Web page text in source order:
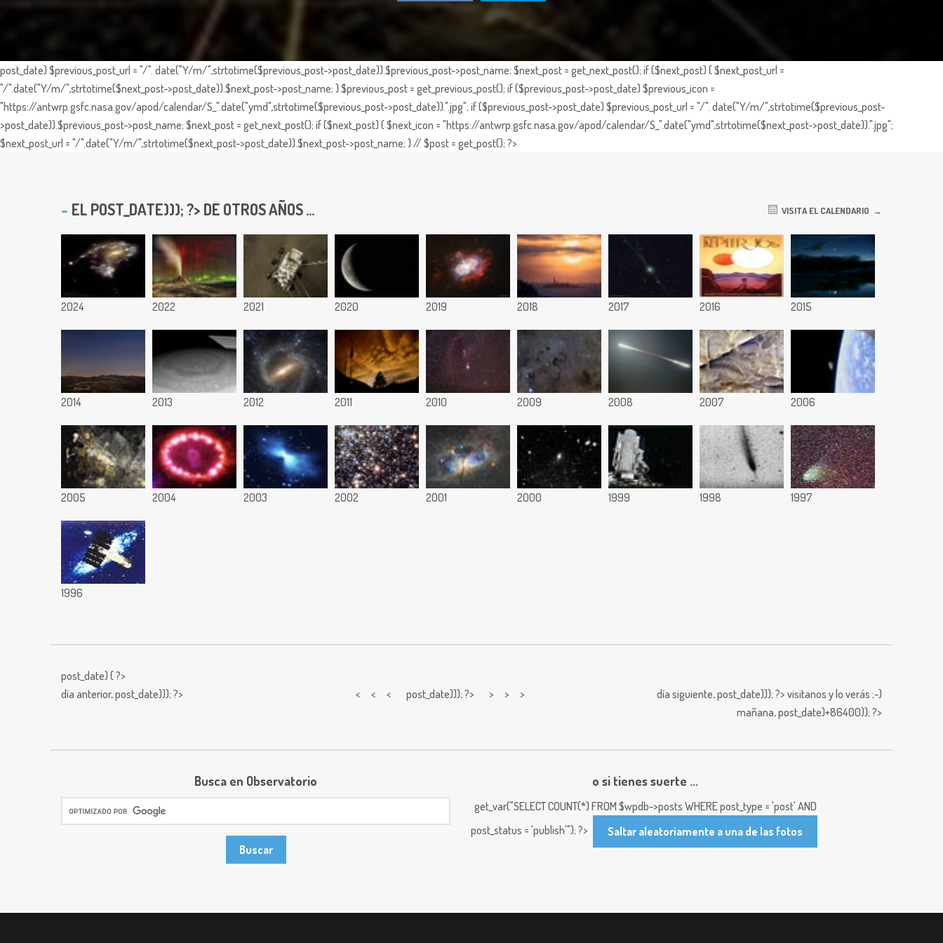
post_date) $previous_post_url = "/". date("Y/m/",strtotime($previous_post->post_date)).$previous_post->post_name; $next_post = get_next_post(); if ($next_post) { $next_post_url =
"/".date("Y/m/",strtotime($next_post->post_date)).$next_post->post_name; } $previous_post = get_previous_post(); if ($previous_post->post_date) $previous_icon =
"https://antwrp.gsfc.nasa.gov/apod/calendar/S_".date("ymd",strtotime($previous_post->post_date)).".jpg"; if ($previous_post->post_date) $previous_post_url = "/". date("Y/m/",strtotime($previous_post-
>post_date)).$previous_post->post_name; $next_post = get_next_post(); if ($next_post) { $next_icon = "https://antwrp.gsfc.nasa.gov/apod/calendar/S_".date("ymd",strtotime($next_post->post_date)).".jpg";
$next_post_url = "/".date("Y/m/",strtotime($next_post->post_date)).$next_post->post_name; } // $post = get_post(); ?>
EL POST_DATE))); ?> DE OTROS AÑOS ... VISITA EL CALENDARIO
2024 2022 2021 2020 2019 2018 2017 2016 2015
2014 2013 2012 2011 2010 2009 2008 2007 2006
2005 2004 2003 2002 2001 2000 1999 1998 1997
1996
post_date) { ?>
día anterior,post_date))); ?> < < < post_date))); ?> > > > día siguiente,post_date))); ?> visitanos y lo verás ;-)
mañana,post_date)+86400)); ?>
Busca en Observatorio o si tienes suerte ...
get_var("SELECT COUNT(*) FROM $wpdb->posts WHERE post_type = 'post' AND
post_status = 'publish'"); ?>
Saltar aleatoriamente a una de las fotos